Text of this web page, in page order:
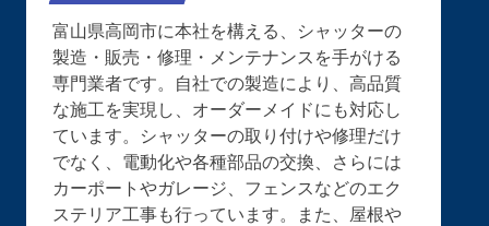
富山県高岡市に本社を構える、シャッターの
製造・販売・修理・メンテナンスを手がける
専門業者です。自社での製造により、高品質
な施工を実現し、オーダーメイドにも対応し
ています。シャッターの取り付けや修理だけ
でなく、電動化や各種部品の交換、さらには
カーポートやガレージ、フェンスなどのエク
ステリア工事も行っています。また、屋根や